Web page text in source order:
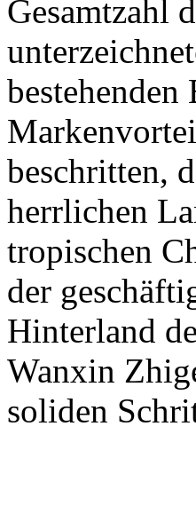
Gesamtzahl
beschritten,
herrlichen
tropischen
der
Hinterland
Wanxin
soliden